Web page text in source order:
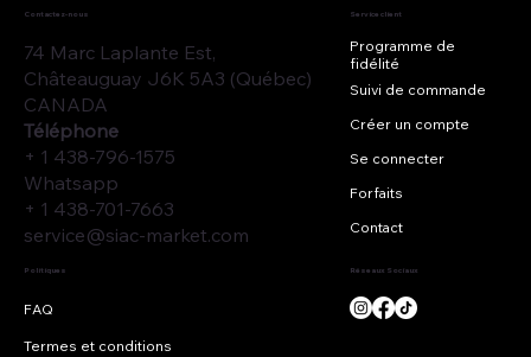
74 Marc Laplante Est,
Châteauguay J6K 5A3 (Québec)
CANADA
Téléphone
+ 1 438-796-1575
Whatsapp
+ 1 438-701-7663
service@siac-market.com
Contactez-nous Service client
Programme de
fidélité
Suivi de commande
Créer un compte
Se connecter
Forfaits
Contact
Politiques
Termes et conditions
Réseaux Sociaux